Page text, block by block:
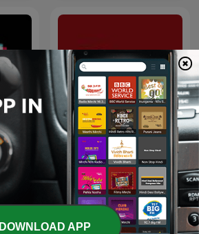
聽天下：天下雜誌Podcast
DOWNLOAD APP